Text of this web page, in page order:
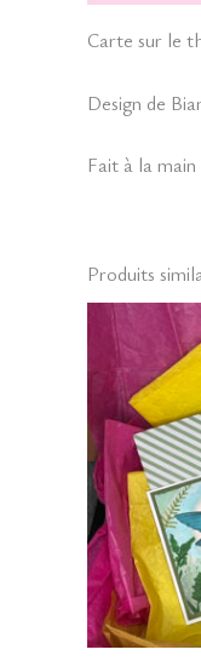
Carte sur le
Design de
Fait à la main
Produits